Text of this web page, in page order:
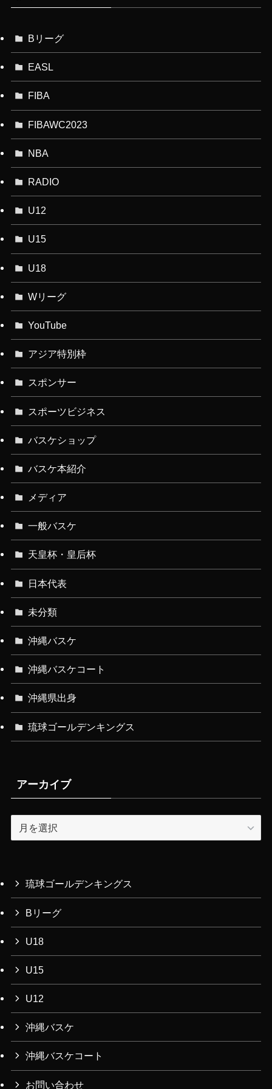
Bリーグ
EASL
FIBA
FIBAWC2023
NBA
RADIO
U12
U15
U18
Wリーグ
YouTube
アジア特別枠
スポンサー
スポーツビジネス
バスケショップ
バスケ本紹介
メディア
一般バスケ
天皇杯・皇后杯
日本代表
未分類
沖縄バスケ
沖縄バスケコート
沖縄県出身
琉球ゴールデンキングス
アーカイブ
ー
ブ
琉球ゴールデンキングス
Bリーグ
U18
U15
U12
沖縄バスケ
沖縄バスケコート
お問い合わせ